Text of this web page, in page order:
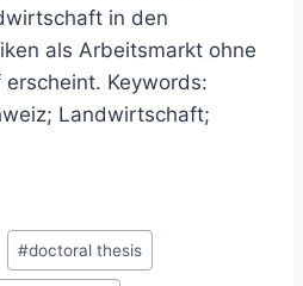
in den
als Arbeitsmarkt ohne
Keywords:
Landwirtschaft;
#doctoral thesis